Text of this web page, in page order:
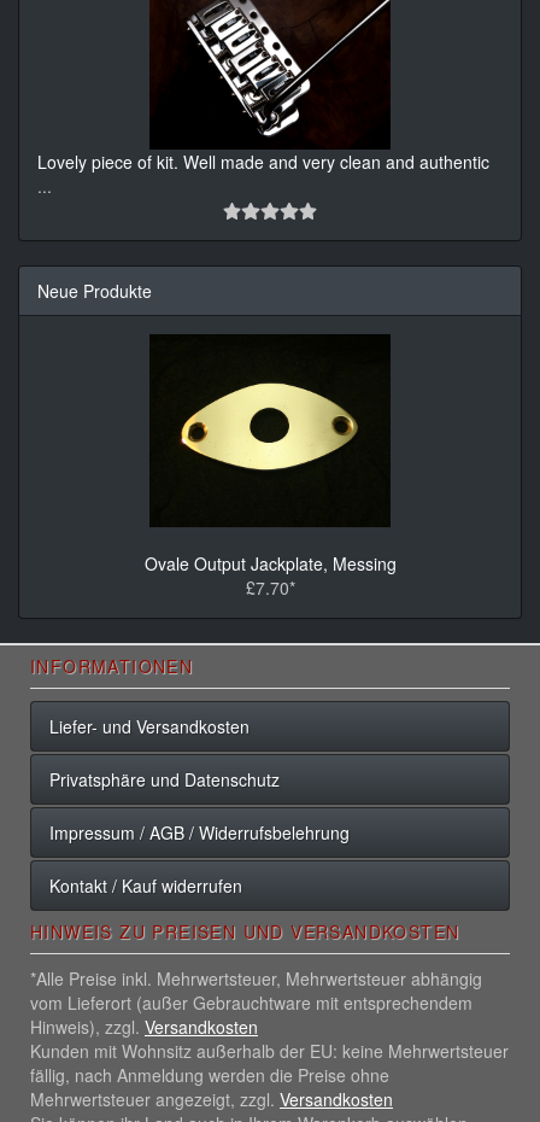
Lovely piece of kit. Well made and very clean and authentic
...
Neue Produkte
Ovale Output Jackplate, Messing
£7.70*
INFORMATIONEN
Liefer- und Versandkosten
Privatsphäre und Datenschutz
Impressum / AGB / Widerrufsbelehrung
Kontakt / Kauf widerrufen
HINWEIS ZU PREISEN UND VERSANDKOSTEN
*Alle Preise inkl. Mehrwertsteuer, Mehrwertsteuer abhängig
vom Lieferort (außer Gebrauchtware mit entsprechendem
Hinweis), zzgl. Versandkosten
Kunden mit Wohnsitz außerhalb der EU: keine Mehrwertsteuer
fällig, nach Anmeldung werden die Preise ohne
Mehrwertsteuer angezeigt, zzgl. Versandkosten